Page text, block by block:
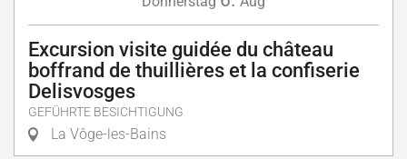
Excursion visite guidée du château
boffrand de thuillières et la confiserie
Delisvosges
GEFÜHRTE BESICHTIGUNG
La Vôge-les-Bains